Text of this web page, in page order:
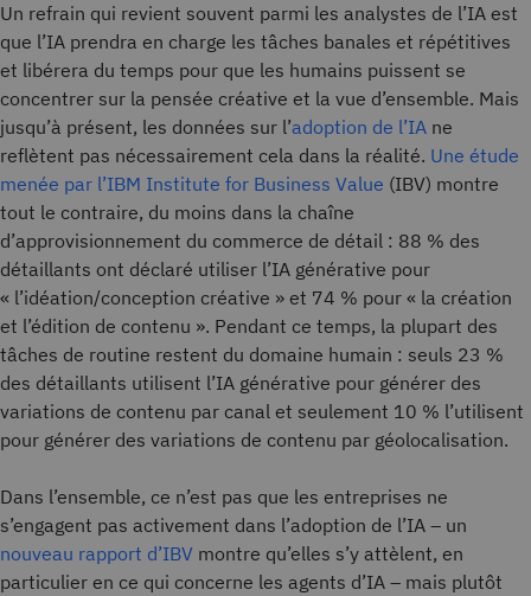
Un refrain qui revient souvent parmi les analystes de l’IA est
que l’IA prendra en charge les tâches banales et répétitives
et libérera du temps pour que les humains puissent se
concentrer sur la pensée créative et la vue d’ensemble. Mais
jusqu’à présent, les données sur l’adoption de l’IA ne
reflètent pas nécessairement cela dans la réalité. Une étude
menée par l’IBM Institute for Business Value (IBV) montre
tout le contraire, du moins dans la chaîne
d’approvisionnement du commerce de détail : 88 % des
détaillants ont déclaré utiliser l’IA générative pour
« l’idéation/conception créative » et 74 % pour « la création
et l’édition de contenu ». Pendant ce temps, la plupart des
tâches de routine restent du domaine humain : seuls 23 %
des détaillants utilisent l’IA générative pour générer des
variations de contenu par canal et seulement 10 % l’utilisent
pour générer des variations de contenu par géolocalisation.
Dans l’ensemble, ce n’est pas que les entreprises ne
s’engagent pas activement dans l’adoption de l’IA – un
nouveau rapport d’IBV montre qu’elles s’y attèlent, en
particulier en ce qui concerne les agents d’IA – mais plutôt